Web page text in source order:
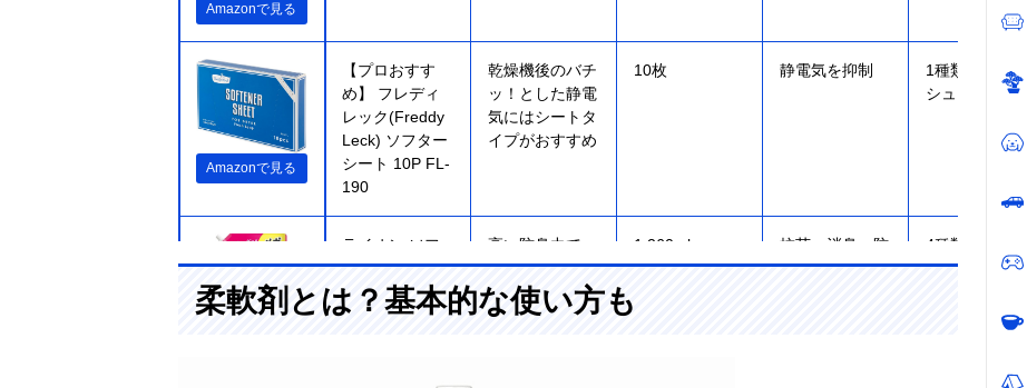
Amazonで見る
Amazonで見る
【プロおすす
め】 フレディ
レック(Freddy
Leck) ソフター
シート 10P FL-
190
乾燥機後のバチ
ッ！とした静電
気にはシートタ
イプがおすすめ
10枚 静電気を抑制
1種類・フレッ
シュソープ
ライオン ソフ
ラン プレミア
ム消臭 詰め替
え用特大
高い防臭力で、
繊維の奥から臭
いケア
1,260ml
抗菌・消臭・防
臭・静電気防
4種類・フロー
ラルアロマ/ア
柔軟剤とは？基本的な使い方も